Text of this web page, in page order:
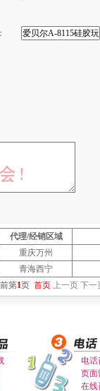
代理/经销区域
重庆万州
青海西宁
第1页 首页 上一页 下一
电话
页面
在线